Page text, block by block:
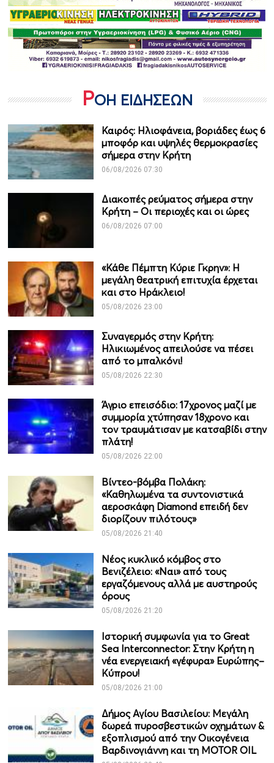
ΡΟΗ ΕΙΔΗΣΕΩΝ
Καιρός: Ηλιοφάνεια, βοριάδες έως 6
μποφόρ και υψηλές θερμοκρασίες
σήμερα στην Κρήτη
06/08/2026 07:30
Διακοπές ρεύματος σήμερα στην
Κρήτη – Οι περιοχές και οι ώρες
06/08/2026 07:00
«Κάθε Πέμπτη Κύριε Γκρην»: Η
μεγάλη θεατρική επιτυχία έρχεται
και στο Ηράκλειο!
05/08/2026 23:00
Συναγερμός στην Κρήτη:
Ηλικιωμένος απειλούσε να πέσει
από το μπαλκόνι!
05/08/2026 22:30
Άγριο επεισόδιο: 17χρονος μαζί με
συμμορία χτύπησαν 18χρονο και
τον τραυμάτισαν με κατσαβίδι στην
πλάτη!
05/08/2026 22:00
Βίντεο-βόμβα Πολάκη:
«Καθηλωμένα τα συντονιστικά
αεροσκάφη Diamond επειδή δεν
διορίζουν πιλότους»
05/08/2026 21:40
Νέος κυκλικό κόμβος στο
Βενιζέλειο: «Ναι» από τους
εργαζόμενους αλλά με αυστηρούς
όρους
05/08/2026 21:20
Ιστορική συμφωνία για το Great
Sea Interconnector: Στην Κρήτη η
νέα ενεργειακή «γέφυρα» Ευρώπης–
Κύπρου!
05/08/2026 21:00
Δήμος Αγίου Βασιλείου: Μεγάλη
δωρεά πυροσβεστικών οχημάτων &
εξοπλισμού από την Οικογένεια
Βαρδινογιάννη και τη MOTOR OIL